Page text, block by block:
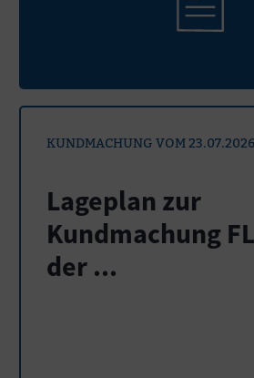
KUNDMACHUNG VOM 23.07.2026
Lageplan zur
Kundmachung
der ...